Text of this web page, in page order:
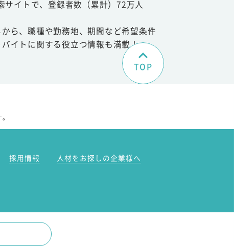
イトで、登録者数（累計）72万人
ら、職種や勤務地、期間など希望条件
イトに関する役立つ情報も満載！
TOP
採用情報
人材をお探しの企業様へ